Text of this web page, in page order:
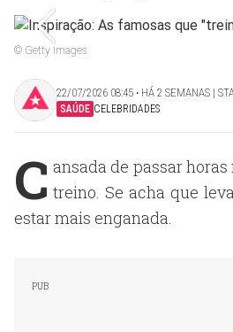
© Getty Images
22/07/2026 08:45 ‧ HÁ 2 SEMANAS |
SAÚDE CELEBRIDADES
C ansada de passar
treino. Se acha que
estar mais enganada.